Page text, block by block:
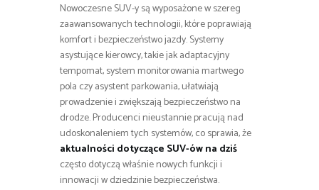
Nowoczesne SUV-y są wyposażone w szereg
zaawansowanych technologii, które poprawiają
komfort i bezpieczeństwo jazdy. Systemy
asystujące kierowcy, takie jak adaptacyjny
tempomat, system monitorowania martwego
pola czy asystent parkowania, ułatwiają
prowadzenie i zwiększają bezpieczeństwo na
drodze. Producenci nieustannie pracują nad
udoskonaleniem tych systemów, co sprawia, że
aktualności dotyczące SUV-ów na dziś
często dotyczą właśnie nowych funkcji i
innowacji w dziedzinie bezpieczeństwa.